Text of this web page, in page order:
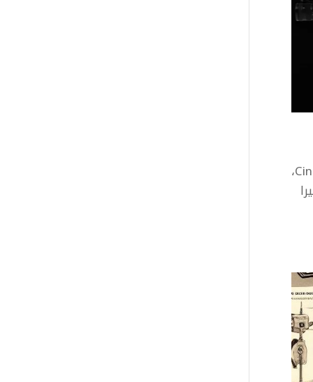
ماهو نظام Cine EI في كاميرات سوني ؟ يرمز مصطلح Cine EI وهو إختصار لمصطلح Cine Exposure Index،